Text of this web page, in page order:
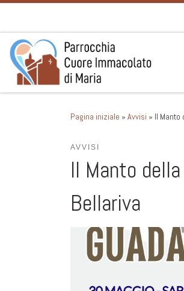
Pagina iniziale » Avvisi » Il Manto
AVVISI
Il Manto
Bellariva